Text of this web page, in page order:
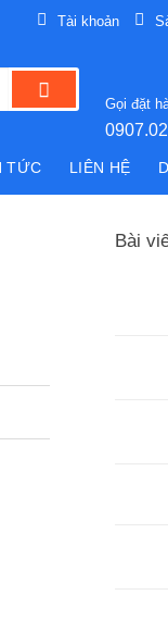
Tài khoản
Gọi đặt
TỨC LIÊN HỆ
Bài